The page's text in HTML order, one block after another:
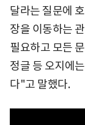
달라는 질문에
장을 이동하는
필요하고 모든
정글 등 오지에
다"고 말했다.